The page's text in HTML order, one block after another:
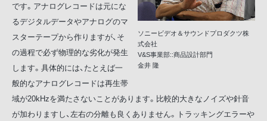
ソニービデオ＆サウンドプロダクツ株
式会社
V&S事業部::商品設計部門
金井 隆
です。アナログレコードは元にな
るデジタルデータやアナログのマ
スターテープから作りますが、そ
の過程で必ず物理的な劣化が発生
します。具体的には、たとえば一
般的なアナログレコードは再生帯
域が20kHzを満たさないことがあります。比較的大きなノイズや針音
が加わりますし、左右の分離も良くありません。トラッキングエラーや